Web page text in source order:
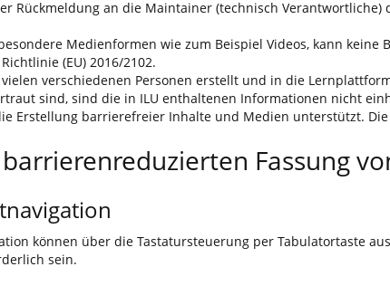
Rückmeldung an die Maintainer (technisch
Medienformen wie zum Beispiel Videos, kann
(EU) 2016/2102.
verschiedenen Personen erstellt und in die
sind, sind die in ILU enthaltenen Informationen nicht
Erstellung barrierefreier Inhalte und Medien unterstützt.
Fassung
können über die Tastatursteuerung per Tabulatortaste
sein.